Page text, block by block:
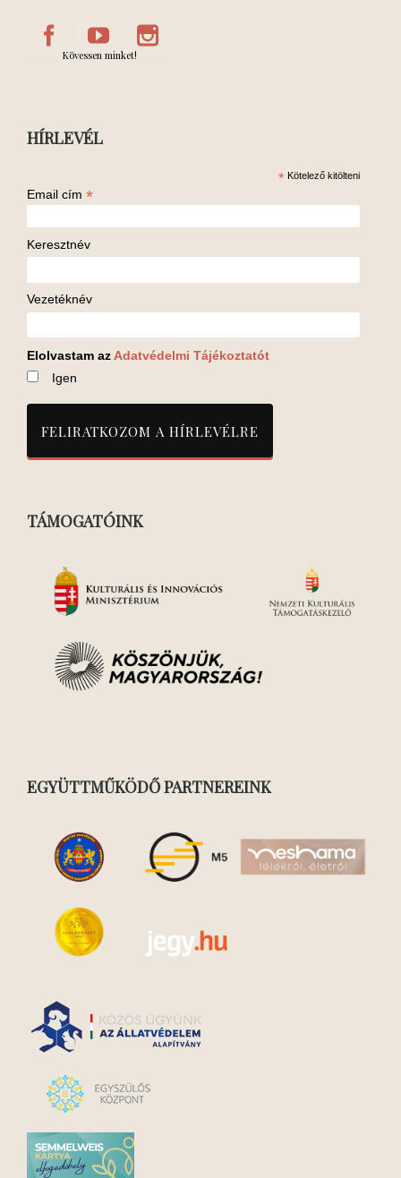
Kövessen minket!
HÍRLEVÉL
* Kötelező kitölteni
Email cím *
Keresztnév
Vezetéknév
Elolvastam az Adatvédelmi Tájékoztatót
Igen
TÁMOGATÓINK
EGYÜTTMŰKÖDŐ PARTNEREINK